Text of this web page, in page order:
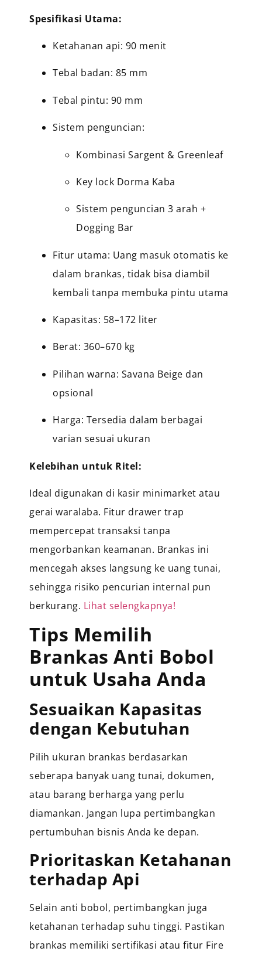
Spesifikasi Utama:
Ketahanan api: 90 menit
Tebal badan: 85 mm
Tebal pintu: 90 mm
Sistem penguncian:
Kombinasi Sargent & Greenleaf
Key lock Dorma Kaba
Sistem penguncian 3 arah +
Dogging Bar
Fitur utama: Uang masuk otomatis ke
dalam brankas, tidak bisa diambil
kembali tanpa membuka pintu utama
Kapasitas: 58–172 liter
Berat: 360–670 kg
Pilihan warna: Savana Beige dan
opsional
Harga: Tersedia dalam berbagai
varian sesuai ukuran
Kelebihan untuk Ritel:
Ideal digunakan di kasir minimarket atau
gerai waralaba. Fitur drawer trap
mempercepat transaksi tanpa
mengorbankan keamanan. Brankas ini
mencegah akses langsung ke uang tunai,
sehingga risiko pencurian internal pun
berkurang. Lihat selengkapnya!
Tips Memilih
Brankas Anti Bobol
untuk Usaha Anda
Sesuaikan Kapasitas
dengan Kebutuhan
Pilih ukuran brankas berdasarkan
seberapa banyak uang tunai, dokumen,
atau barang berharga yang perlu
diamankan. Jangan lupa pertimbangkan
pertumbuhan bisnis Anda ke depan.
Prioritaskan Ketahanan
terhadap Api
Selain anti bobol, pertimbangkan juga
ketahanan terhadap suhu tinggi. Pastikan
brankas memiliki sertifikasi atau fitur Fire